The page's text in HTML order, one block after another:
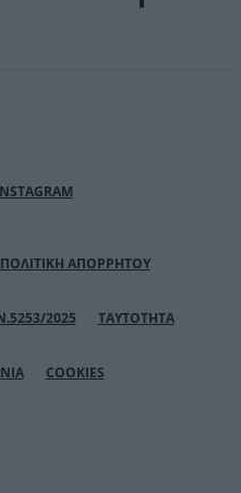
ΠΟΛΙΤΙΚΗ ΑΠΟΡΡΗΤΟΥ
2025 ΤΑΥΤΟΤΗΤΑ
COOKIES